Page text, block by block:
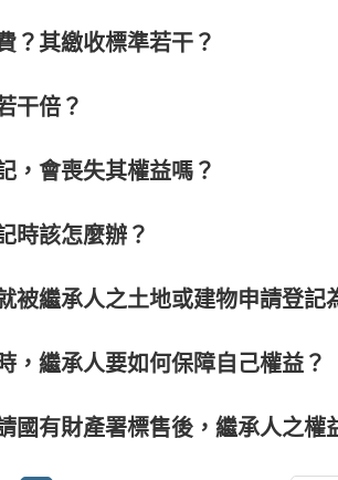
？其繳收標準若干？
干倍？
，會喪失其權益嗎？
時該怎麼辦？
被繼承人之土地或建物申請登記
，繼承人要如何保障自己權益？
國有財產署標售後，繼承人之權